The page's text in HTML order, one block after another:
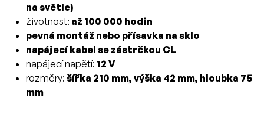
na světle)
životnost: až 100 000 hodin
pevná montáž nebo přísavka na sklo
napájecí kabel se zástrčkou CL
napájecí napětí: 12 V
rozměry: šířka 210 mm, výška 42 mm, hloubka 75
mm